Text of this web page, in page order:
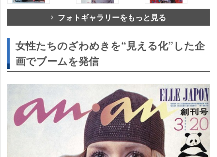
フォトギャラリーをもっと見る
女性たちのざわめきを“見える化”した企
画でブームを発信